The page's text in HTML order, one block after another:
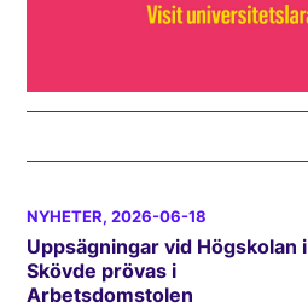
NYHETER, 2026-06-18
Uppsägningar vid Högskolan i
Skövde prövas i
Arbetsdomstolen